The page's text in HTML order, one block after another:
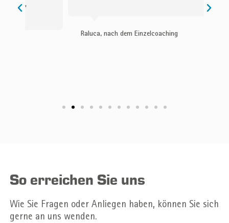
Raluca, nach dem Einzelcoaching
So erreichen Sie uns
Wie Sie Fragen oder Anliegen haben, können Sie sich
gerne an uns wenden.